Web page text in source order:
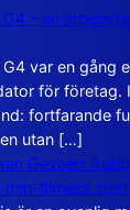
– en
var en gång
för företag.
fortfarande
utan […]
Gevaert
mm-filmens